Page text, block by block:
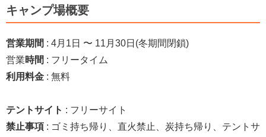
キャンプ場概要
営業期間 : 4月1日 〜 11月30日(冬期間閉鎖)
営業時間 : フリータイム
利用料金 : 無料
テントサイト : フリーサイト
禁止事項 : ゴミ持ち帰り、直火禁止、炭持ち帰り、テントサ